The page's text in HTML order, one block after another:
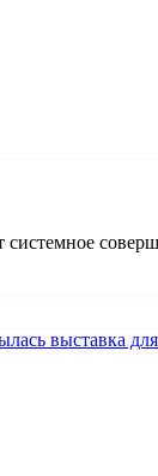
системное